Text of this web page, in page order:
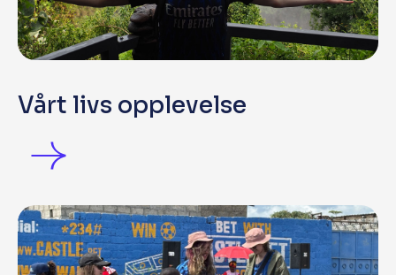
Vårt livs opplevelse